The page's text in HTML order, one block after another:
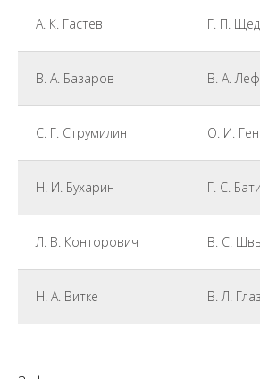
А. К. Гастев Г. П.
В. А. Базаров В. А.
С. Г. Струмилин О. И.
Н. И. Бухарин Г. С.
Л. В. Конторович В. С.
Н. А. Витке В. Л.